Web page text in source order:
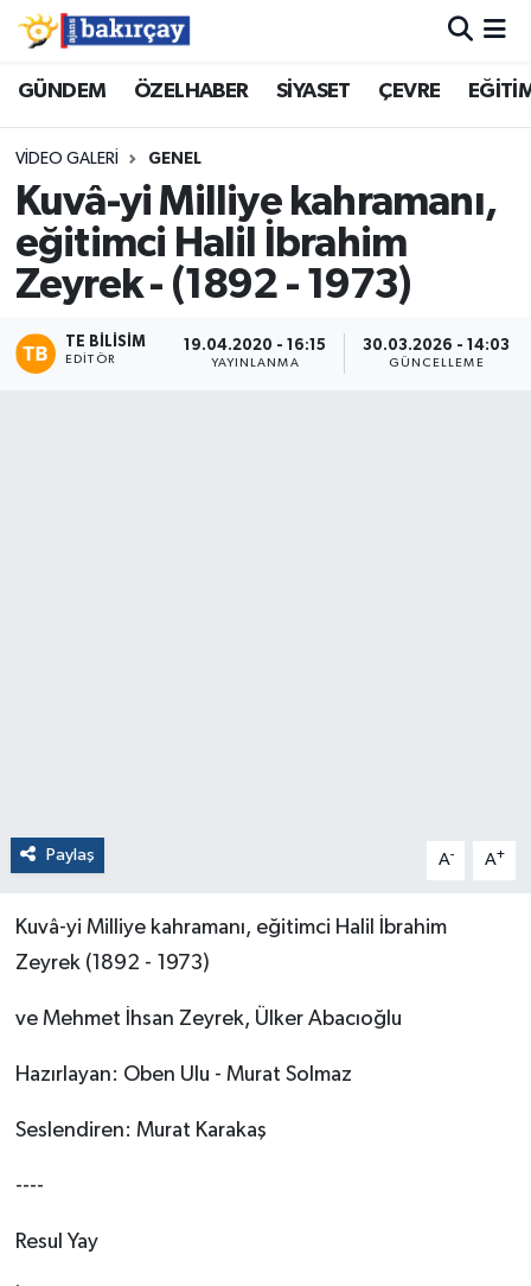
GÜNDEM ÖZELHABER SİYASET ÇEVRE
VIDEO GALERI GENEL
Kuvâ-yi Milliye kahramanı,
eğitimci Halil İbrahim
Zeyrek - (1892 - 1973)
TE BILISIM
EDITÖR
19.04.2020 - 16:15
YAYINLANMA
30.03.2026 - 14:03
GÜNCELLEME
Paylaş A- A+
Kuvâ-yi Milliye kahramanı, eğitimci Halil İbrahim
Zeyrek (1892 - 1973)
ve Mehmet İhsan Zeyrek, Ülker Abacıoğlu
Hazırlayan: Oben Ulu - Murat Solmaz
Seslendiren: Murat Karakaş
----
Resul Yay
İzmir Nöbetçi Eczaneler
İzmir Hava Durumu
İzmir Namaz Vakitleri
İzmir Trafik Yoğunluk Haritası
Süper Lig Puan Durumu ve Fikstür